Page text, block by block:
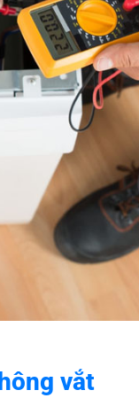
vắt